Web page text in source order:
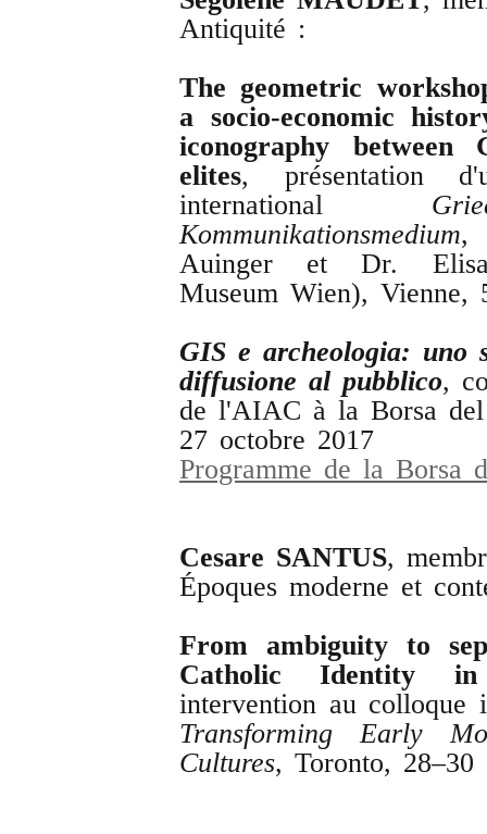
Antiquité :
The geometric
a socio-economic
iconography
between
elites, présentation
international
Kommunikationsmedium,
Auinger et Dr.
Museum Wien), Vienne,
GIS e archeologia: uno
diffusione al pubblico,
de l'AIAC à la Borsa del
27 octobre 2017
Programme de la
Cesare SANTUS,
Époques moderne et
From ambiguity to
Catholic
Identity
in
intervention au colloque
Transforming
Early
Cultures, Toronto, 28–30